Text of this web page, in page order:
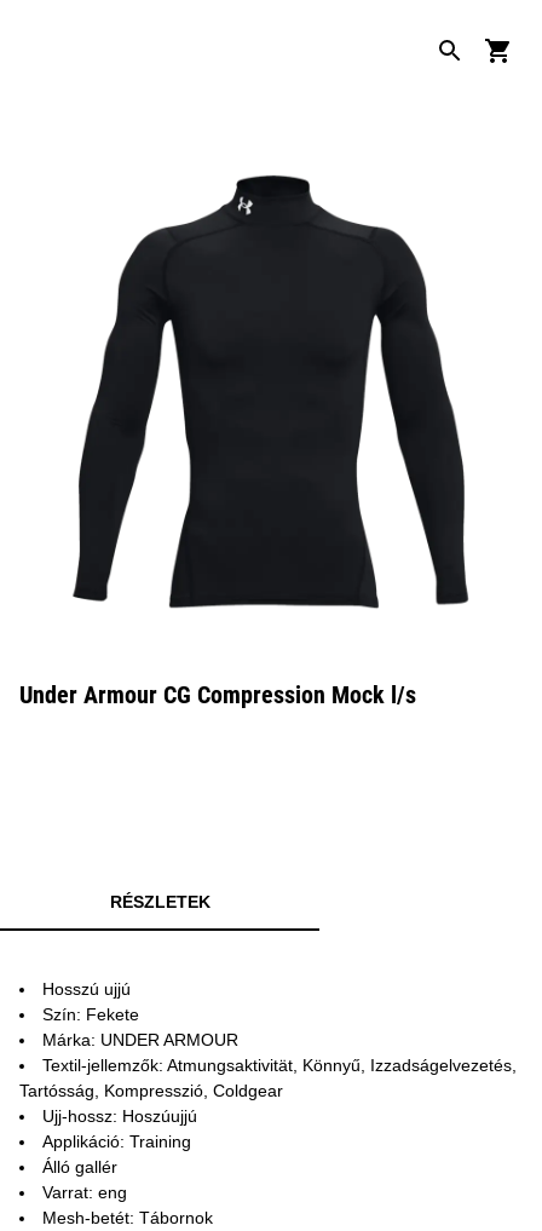
Under Armour CG Compression Mock l/s
RÉSZLETEK
Hosszú ujjú
Szín: Fekete
Márka: UNDER ARMOUR
Textil-jellemzők: Atmungsaktivität, Könnyű, Izzadságelvezetés,
Tartósság, Kompresszió, Coldgear
Ujj-hossz: Hoszúujjú
Applikáció: Training
Álló gallér
Varrat: eng
Mesh-betét: Tábornok